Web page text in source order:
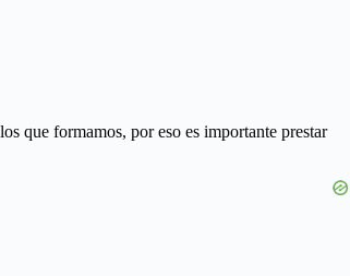
que formamos, por eso es importante prestar